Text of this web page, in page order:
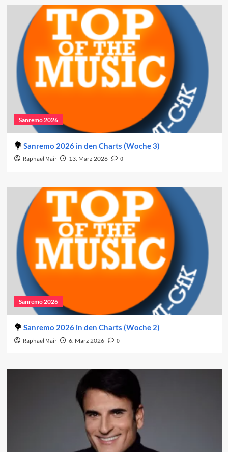
Sanremo 2026
Sanremo 2026 in den Charts (Woche 3)
Raphael Mair 13. März 2026 0
Sanremo 2026
Sanremo 2026 in den Charts (Woche 2)
Raphael Mair 6. März 2026 0